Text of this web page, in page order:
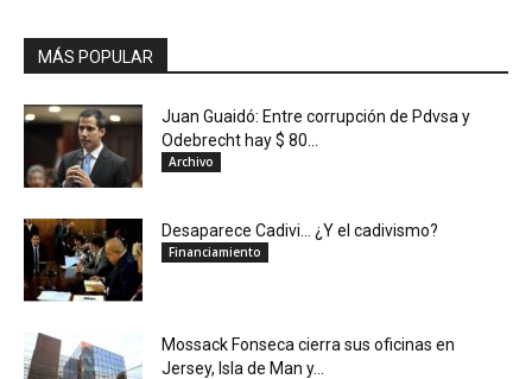
MÁS POPULAR
Juan Guaidó: Entre corrupción de Pdvsa y
Odebrecht hay $ 80...
Archivo
Desaparece Cadivi… ¿Y el cadivismo?
Financiamiento
Mossack Fonseca cierra sus oficinas en
Jersey, Isla de Man y...